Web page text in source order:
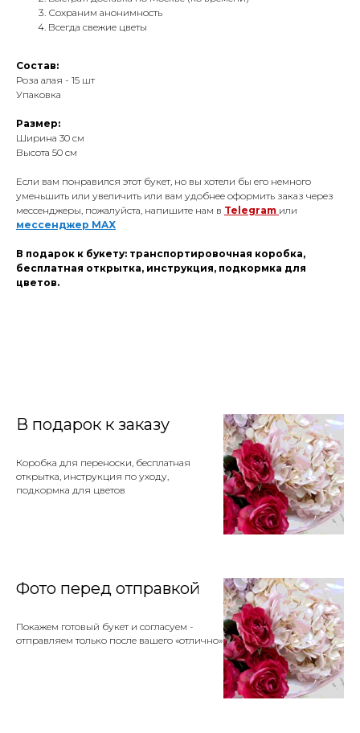
Сохраним анонимность
Всегда свежие цветы
Состав:
Роза алая - 15 шт
Упаковка
Размер:
Ширина 30 см
Высота 50 см
Если вам понравился этот букет, но вы хотели бы его немного
уменьшить или увеличить или вам удобнее оформить заказ через
мессенджеры, пожалуйста, напишите нам в Telegram или
мессенджер MAX
В подарок к букету: транспортировочная коробка,
бесплатная открытка, инструкция, подкормка для
цветов.
В подарок к заказу
Коробка для переноски, бесплатная
открытка, инструкция по уходу,
подкормка для цветов
Фото перед отправкой
Покажем готовый букет и согласуем -
отправляем только после вашего «отлично»